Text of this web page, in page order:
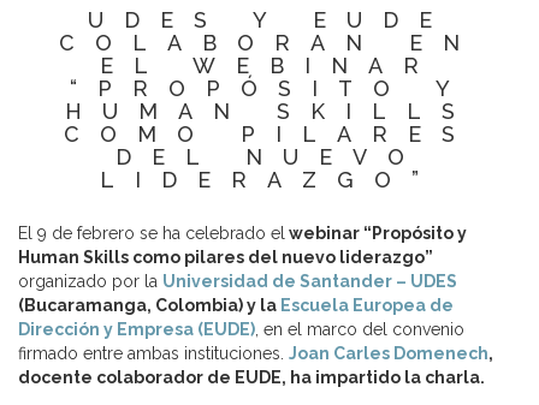
UDES Y EUDE
COLABORAN EN
EL WEBINAR
“PROPÓSITO Y
HUMAN SKILLS
COMO PILARES
DEL NUEVO
LIDERAZGO”
El 9 de febrero se ha celebrado el webinar “Propósito y
Human Skills como pilares del nuevo liderazgo”
organizado por la Universidad de Santander – UDES
(Bucaramanga, Colombia) y la Escuela Europea de
Dirección y Empresa (EUDE) , en el marco del convenio
firmado entre ambas instituciones. Joan Carles Domenech,
docente colaborador de EUDE, ha impartido la charla.